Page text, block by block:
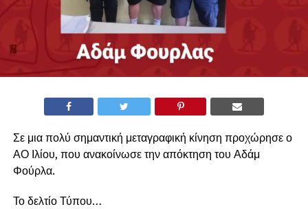
Σε μια πολύ σημαντική μεταγραφική κίνηση προχώρησε ο
ΑΟ Ιλίου, που ανακοίνωσε την απόκτηση του Αδάμ
Φούρλα.
Το δελτίο Τύπου…